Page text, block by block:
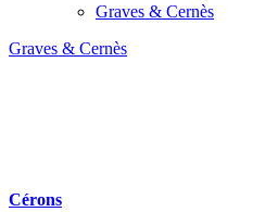
Graves & Cernès
Graves & Cernès
Cérons